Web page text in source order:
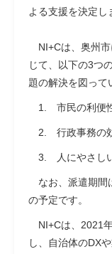
よる支援を決定し
NI+Cは、奥州市
じて、以下の3つ
題の解決を図って
1. 市民の利便
2. 行政事務の
3. 人にやさし
なお、派遣期間
の予定です。
NI+Cは、2021
し、自治体のDX